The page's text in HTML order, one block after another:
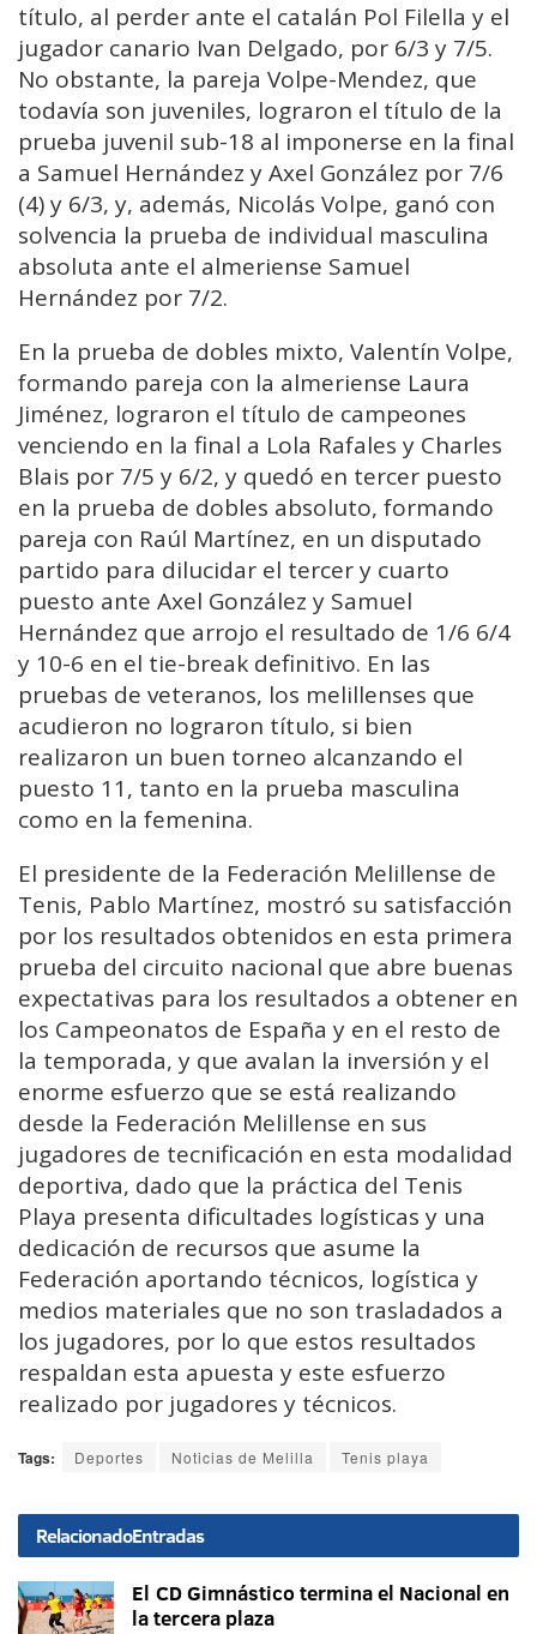
título, al perder ante el catalán Pol Filella y el
jugador canario Ivan Delgado, por 6/3 y 7/5.
No obstante, la pareja Volpe-Mendez, que
todavía son juveniles, lograron el título de la
prueba juvenil sub-18 al imponerse en la final
a Samuel Hernández y Axel González por 7/6
(4) y 6/3, y, además, Nicolás Volpe, ganó con
solvencia la prueba de individual masculina
absoluta ante el almeriense Samuel
Hernández por 7/2.
En la prueba de dobles mixto, Valentín Volpe,
formando pareja con la almeriense Laura
Jiménez, lograron el título de campeones
venciendo en la final a Lola Rafales y Charles
Blais por 7/5 y 6/2, y quedó en tercer puesto
en la prueba de dobles absoluto, formando
pareja con Raúl Martínez, en un disputado
partido para dilucidar el tercer y cuarto
puesto ante Axel González y Samuel
Hernández que arrojo el resultado de 1/6 6/4
y 10-6 en el tie-break definitivo. En las
pruebas de veteranos, los melillenses que
acudieron no lograron título, si bien
realizaron un buen torneo alcanzando el
puesto 11, tanto en la prueba masculina
como en la femenina.
El presidente de la Federación Melillense de
Tenis, Pablo Martínez, mostró su satisfacción
por los resultados obtenidos en esta primera
prueba del circuito nacional que abre buenas
expectativas para los resultados a obtener en
los Campeonatos de España y en el resto de
la temporada, y que avalan la inversión y el
enorme esfuerzo que se está realizando
desde la Federación Melillense en sus
jugadores de tecnificación en esta modalidad
deportiva, dado que la práctica del Tenis
Playa presenta dificultades logísticas y una
dedicación de recursos que asume la
Federación aportando técnicos, logística y
medios materiales que no son trasladados a
los jugadores, por lo que estos resultados
respaldan esta apuesta y este esfuerzo
realizado por jugadores y técnicos.
Tags: Deportes Noticias de Melilla Tenis playa
RelacionadoEntradas
El CD Gimnástico termina el Nacional en
la tercera plaza